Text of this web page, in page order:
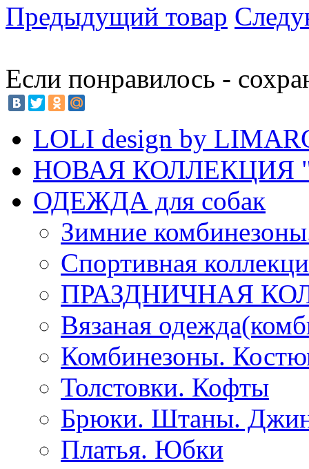
Предыдущий товар
Если понравилось -
LOLI design by
НОВАЯ КОЛЛЕКЦИЯ
ОДЕЖДА для собак
Зимние
Спортивная
ПРАЗДНИЧНАЯ
Вязаная
Комбинезоны.
Толстовки. Кофты
Брюки. Штаны.
Платья. Юбки